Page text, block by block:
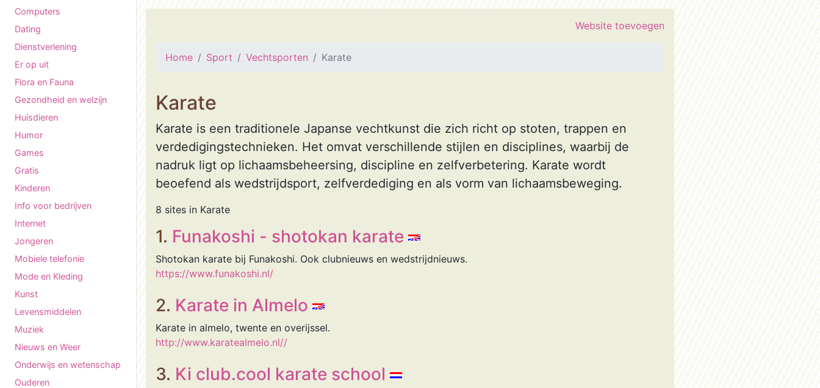
Computers
Dating
Dienstverlening
Er op uit
Flora en Fauna
Gezondheid en welzijn
Huisdieren
Humor
Games
Gratis
Kinderen
Info voor bedrijven
Internet
Jongeren
Mobiele telefonie
Mode en Kleding
Kunst
Levensmiddelen
Muziek
Nieuws en Weer
Onderwijs en wetenschap
Ouderen
Website toevoegen
Home Sport Vechtsporten Karate
Karate
Karate is een traditionele Japanse vechtkunst die zich richt op stoten, trappen en
verdedigingstechnieken. Het omvat verschillende stijlen en disciplines, waarbij de
nadruk ligt op lichaamsbeheersing, discipline en zelfverbetering. Karate wordt
beoefend als wedstrijdsport, zelfverdediging en als vorm van lichaamsbeweging.
8 sites in Karate
1. Funakoshi - shotokan karate
Shotokan karate bij Funakoshi. Ook clubnieuws en wedstrijdnieuws.
https://www.funakoshi.nl/
2. Karate in Almelo
Karate in almelo, twente en overijssel.
http://www.karatealmelo.nl//
3. Ki club.cool karate school